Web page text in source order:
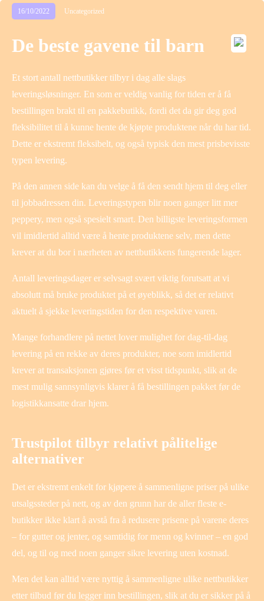
16/10/2022 Uncategorized
De beste gavene til barn
Et stort antall nettbutikker tilbyr i dag alle slags
leveringsløsninger. En som er veldig vanlig for tiden er å få
bestillingen brakt til en pakkebutikk, fordi det da gir deg god
fleksibilitet til å kunne hente de kjøpte produktene når du har tid.
Dette er ekstremt fleksibelt, og også typisk den mest prisbevisste
typen levering.
På den annen side kan du velge å få den sendt hjem til deg eller
til jobbadressen din. Leveringstypen blir noen ganger litt mer
peppery, men også spesielt smart. Den billigste leveringsformen
vil imidlertid alltid være å hente produktene selv, men dette
krever at du bor i nærheten av nettbutikkens fungerende lager.
Antall leveringsdager er selvsagt svært viktig forutsatt at vi
absolutt må bruke produktet på et øyeblikk, så det er relativt
aktuelt å sjekke leveringstiden for den respektive varen.
Mange forhandlere på nettet lover mulighet for dag-til-dag
levering på en rekke av deres produkter, noe som imidlertid
krever at transaksjonen gjøres før et visst tidspunkt, slik at de
mest mulig sannsynligvis klarer å få bestillingen pakket før de
logistikkansatte drar hjem.
Trustpilot tilbyr relativt pålitelige
alternativer
Det er ekstremt enkelt for kjøpere å sammenligne priser på ulike
utsalgssteder på nett, og av den grunn har de aller fleste e-
butikker ikke klart å avstå fra å redusere prisene på varene deres
– for gutter og jenter, og samtidig for menn og kvinner – en god
del, og til og med noen ganger sikre levering uten kostnad.
Men det kan alltid være nyttig å sammenligne ulike nettbutikker
etter tilbud før du legger inn bestillingen, slik at du er sikker på å